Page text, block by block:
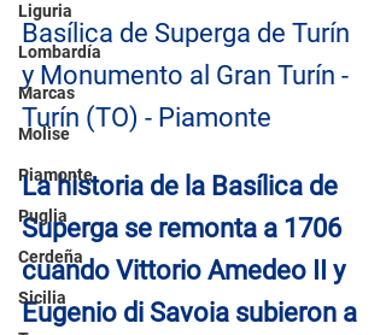
Liguria
Lombardía
Marcas
Molise
Piamonte
Puglia
Cerdeña
Sicilia
Basílica de Superga de Turín
y Monumento al Gran Turín -
Turín (TO) - Piamonte
La historia de la Basílica de
Superga se remonta a 1706
cuando Vittorio Amedeo II y
Eugenio di Savoia subieron a